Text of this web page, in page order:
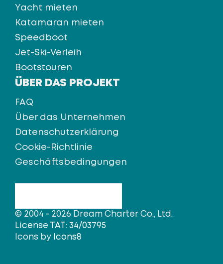
Yacht mieten
Katamaran mieten
Speedboot
Jet-Ski-Verleih
Bootstouren
ÜBER DAS PROJEKT
FAQ
Über das Unternehmen
Datenschutzerklärung
Cookie-Richtlinie
Geschäftsbedingungen
© 2004 - 2026 Dream Charter Co., Ltd.
License TAT: 34/03795
Icons by Icons8